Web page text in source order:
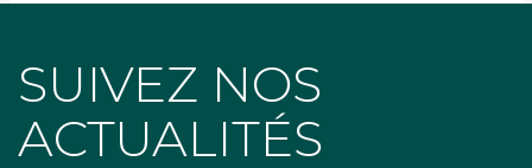
SUIVEZ NOS
ACTUALITÉS